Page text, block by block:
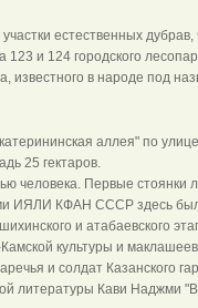
естественных
123 и 124 городского
известного в народе под
аллея" по
25 гектаров.
человека. Первые стоянки
ИЯЛИ КФАН СССР здесь
и атабаевского
культуры и
и солдат Казанского
литературы Кави Наджми